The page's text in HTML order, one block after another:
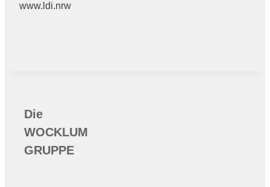
www.ldi.nrw
Die
WOCKLUM
GRUPPE